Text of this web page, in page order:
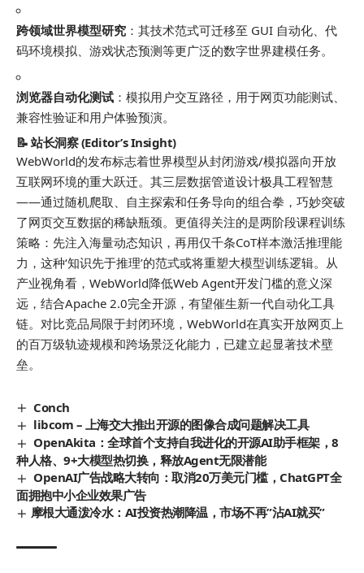
跨领域世界模型研究 ：其技术范式可迁移至 GUI 自动化、代
码环境模拟、游戏状态预测等更广泛的数字世界建模任务。
浏览器自动化测试 ：模拟用户交互路径，用于网页功能测试、
兼容性验证和用户体验预演。
📝 站长洞察 (Editor’s Insight)
WebWorld的发布标志着世界模型从封闭游戏/模拟器向开放
互联网环境的重大跃迁。其三层数据管道设计极具工程智慧
——通过随机爬取、自主探索和任务导向的组合拳，巧妙突破
了网页交互数据的稀缺瓶颈。更值得关注的是两阶段课程训练
策略：先注入海量动态知识，再用仅千条CoT样本激活推理能
力，这种‘知识先于推理’的范式或将重塑大模型训练逻辑。从
产业视角看，WebWorld降低Web Agent开发门槛的意义深
远，结合Apache 2.0完全开源，有望催生新一代自动化工具
链。对比竞品局限于封闭环境，WebWorld在真实开放网页上
的百万级轨迹规模和跨场景泛化能力，已建立起显著技术壁
垒。
Conch
libcom – 上海交大推出开源的图像合成问题解决工具
OpenAkita：全球首个支持自我进化的开源AI助手框架，8
种人格、9+大模型热切换，释放Agent无限潜能
OpenAI广告战略大转向：取消20万美元门槛，ChatGPT全
面拥抱中小企业效果广告
​摩根大通泼冷水：AI投资热潮降温，市场不再”沾AI就买”